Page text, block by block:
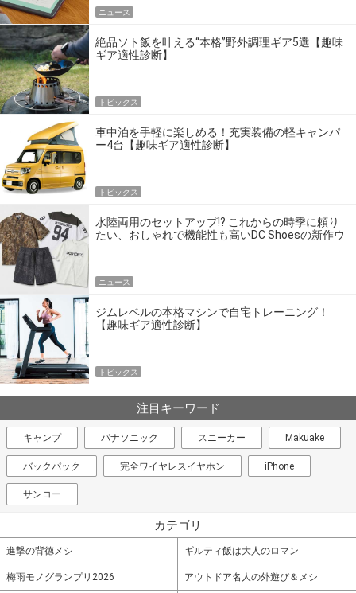
ニュース
絶品ソト飯を叶える“本格”野外調理ギア5選【趣味
ギア適性診断】
トピックス
車中泊を手軽に楽しめる！充実装備の軽キャンパ
ー4台【趣味ギア適性診断】
トピックス
水陸両用のセットアップ!? これからの時季に頼り
たい、おしゃれで機能性も高いDC Shoesの新作ウ
ニュース
ジムレベルの本格マシンで自宅トレーニング！
【趣味ギア適性診断】
トピックス
注目キーワード
キャンプ パナソニック スニーカー Makuake
バックパック 完全ワイヤレスイヤホン iPhone
サンコー
カテゴリ
進撃の背徳メシ ギルティ飯は大人のロマン
梅雨モノグランプリ2026 アウトドア名人の外遊び＆メシ